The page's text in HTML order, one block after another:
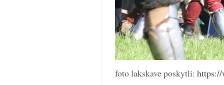
foto lakskave poskytli: